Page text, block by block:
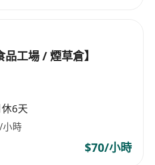
工場 / 煙草倉】
6天
時
$70/小時